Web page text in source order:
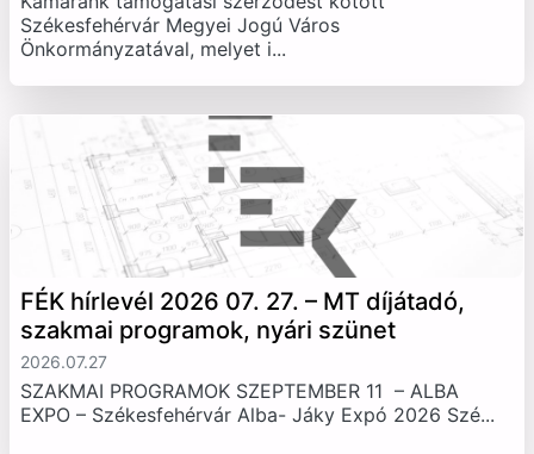
Székesfehérvár Megyei Jogú Város
Önkormányzatával, melyet i...
FÉK hírlevél 2026 07. 27. – MT díjátadó,
szakmai programok, nyári szünet
2026.07.27
SZAKMAI PROGRAMOK SZEPTEMBER 11 – ALBA
EXPO – Székesfehérvár Alba- Jáky Expó 2026 Szé...